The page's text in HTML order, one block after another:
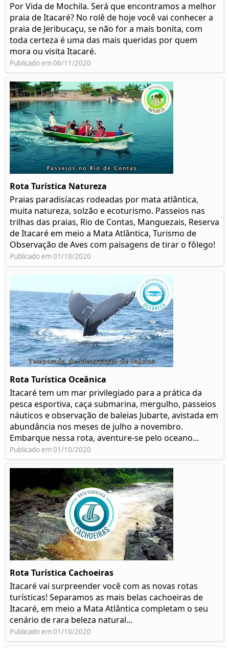
Por Vida de Mochila. Será que encontramos a melhor
praia de Itacaré? No rolê de hoje você vai conhecer a
praia de Jeribucaçu, se não for a mais bonita, com
toda certeza é uma das mais queridas por quem
mora ou visita Itacaré.
Publicado em 06/11/2020
Rota Turística Natureza
Praias paradisíacas rodeadas por mata atlântica,
muita natureza, solzão e ecoturismo. Passeios nas
trilhas das praias, Rio de Contas, Manguezais, Reserva
de Itacaré em meio a Mata Atlântica, Turismo de
Observação de Aves com paisagens de tirar o fôlego!
Publicado em 01/10/2020
Rota Turística Oceânica
Itacaré tem um mar privilegiado para a prática da
pesca esportiva, caça submarina, mergulho, passeios
náuticos e observação de baleias Jubarte, avistada em
abundância nos meses de julho a novembro.
Embarque nessa rota, aventure-se pelo oceano...
Publicado em 01/10/2020
Rota Turística Cachoeiras
Itacaré vai surpreender você com as novas rotas
turísticas! Separamos as mais belas cachoeiras de
Itacaré, em meio a Mata Atlântica completam o seu
cenário de rara beleza natural...
Publicado em 01/10/2020